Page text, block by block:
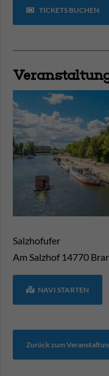
TICKETS BUCHEN
Salzhofufer
Am Salzhof 14770
NAVI STARTEN
Zurück zum